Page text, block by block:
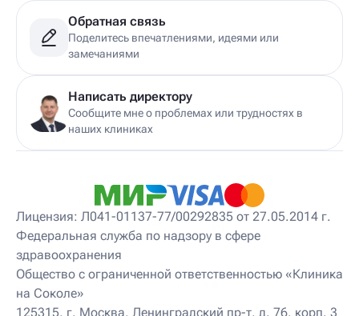
Детский гирудотерапевт
Детский дерматовенеролог
Детский дерматолог
Детский диетолог
Детский инструктор ЛФК
Детский кинезиолог
Детский консультирующий врач ЛФК
Детский мануальный терапевт
Детский массажист
Детский невропатолог
Детский нейропсихолог
Детский нутрициолог
Детский ортопед
Детский остеопат
Детский отоневролог
Детский подиатр
Обратная связь
Поделитесь впечатлениями, идеями или
замечаниями
Написать директору
Сообщите мне о проблемах или трудностях в
наших клиниках
Лицензия: Л041-01137-77/00292835 от 27.05.2014 г.
Федеральная служба по надзору в сфере
здравоохранения
Общество с ограниченной ответственностью «Клиника
на Соколе»
125315, г. Москва, Ленинградский пр-т, д. 76, корп. 3